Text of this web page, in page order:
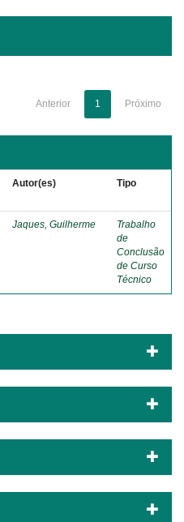
Anterior 1 Próximo
Autor(es) Tipo
Jaques, Guilherme
Trabalho
de
Conclusão
de Curso
Técnico